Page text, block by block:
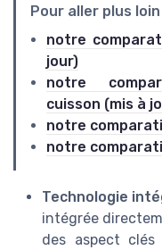
Pour aller plus loin
notre
jour)
notre
cuisson (mis à
notre
notre
Technologie
intégrée
des aspect